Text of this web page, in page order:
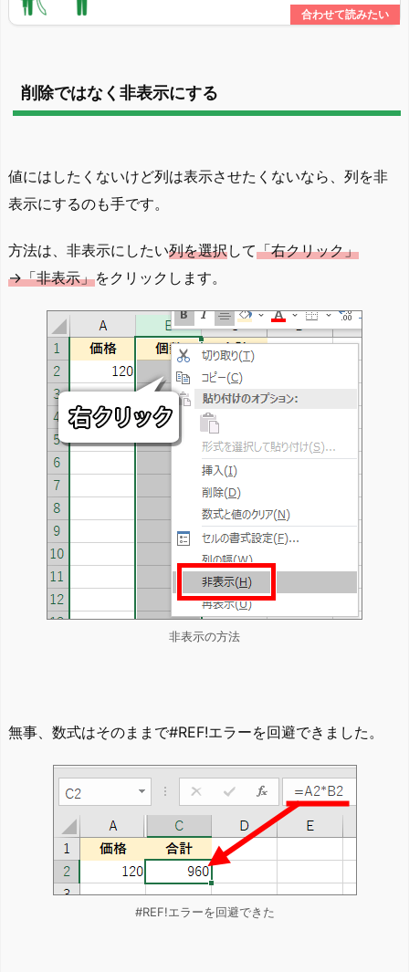
削除ではなく非表示にする
値にはしたくないけど列は表示させたくないなら、列を非
表示にするのも手です。
方法は、非表示にしたい列を選択して「右クリック」
→「非表示」をクリックします。
非表示の方法
無事、数式はそのままで#REF!エラーを回避できました。
#REF!エラーを回避できた